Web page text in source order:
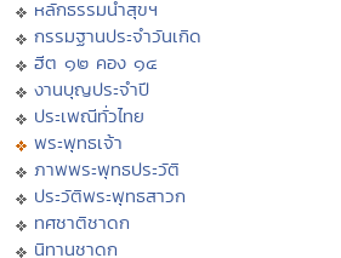
หลักธรรมนำสุขฯ
กรรมฐานประจำวันเกิด
ฮีต ๑๒ คอง ๑๔
งานบุญประจำปี
ประเพณีทั่วไทย
พระพุทธเจ้า
ภาพพระพุทธประวัติ
ประวัติพระพุทธสาวก
ทศชาติชาดก
นิทานชาดก